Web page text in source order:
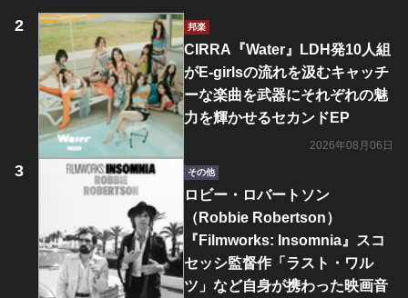
邦楽
CIRRA『Water』LDH発10人組
がE-girlsの流れを汲むキャッチ
ーな楽曲を武器にそれぞれの魅
力を輝かせるセカンドEP
2026年08月06日
その他
ロビー・ロバートソン
（Robbie Robertson）
『Filmworks: Insomnia』スコ
セッシ監督作「ラスト・ワル
ツ」など自身が携わった映画音